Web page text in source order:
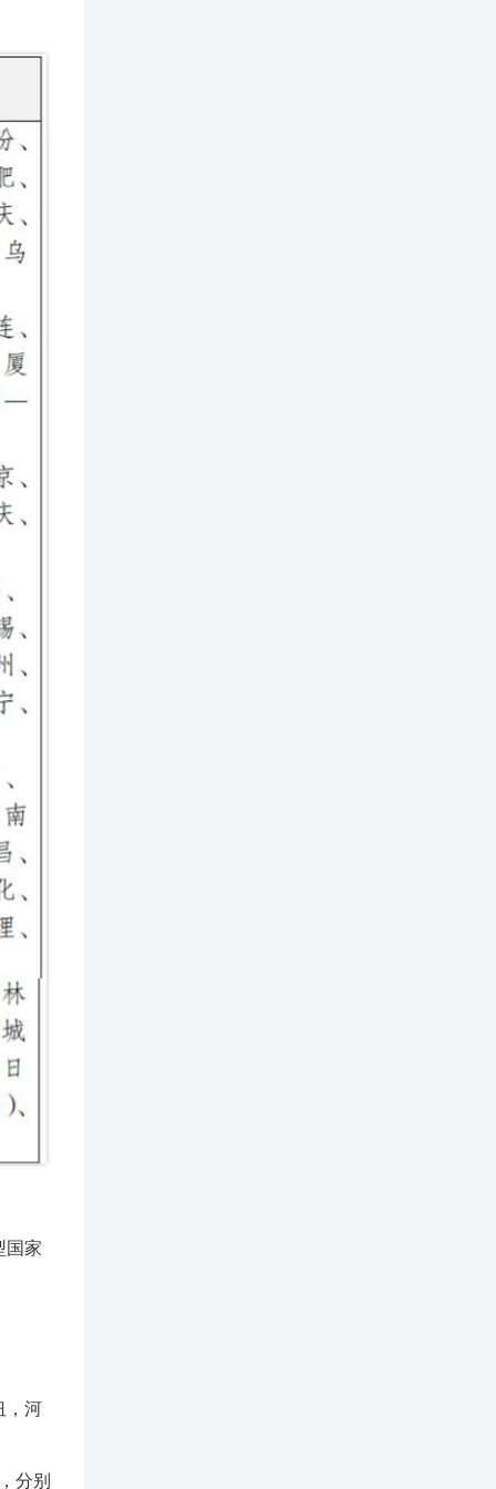
国家
，河
分别